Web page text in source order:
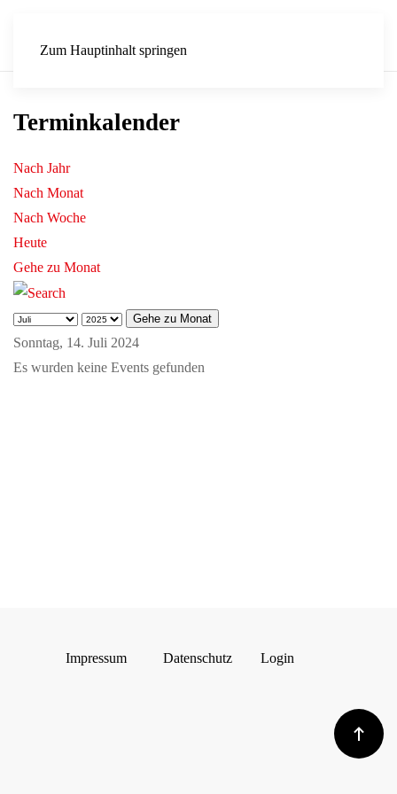
Zum Hauptinhalt springen
Terminkalender
Nach Jahr
Nach Monat
Nach Woche
Heute
Gehe zu Monat
Gehe zu Monat
Sonntag, 14. Juli 2024
Es wurden keine Events gefunden
Impressum Datenschutz Login